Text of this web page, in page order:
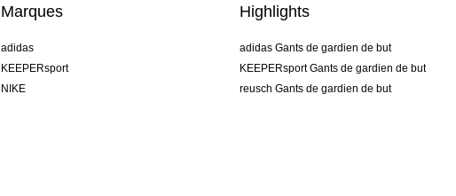
Marques
adidas
KEEPERsport
NIKE
Highlights
adidas Gants de gardien de but
KEEPERsport Gants de gardien de but
reusch Gants de gardien de but